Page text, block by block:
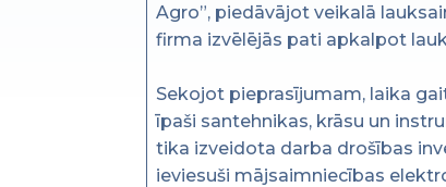
Agro”, piedāvājot veikalā
firma izvēlējās pati apkalpot
Sekojot pieprasījumam, laika
īpaši santehnikas, krāsu un
tika izveidota darba drošības
ieviesuši mājsaimniecības